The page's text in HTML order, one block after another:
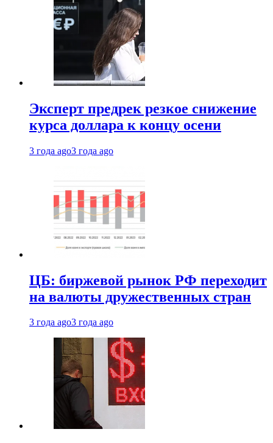
Эксперт предрек резкое снижение
курса доллара к концу осени
3 года ago3 года ago
ЦБ: биржевой рынок РФ переходит
на валюты дружественных стран
3 года ago3 года ago